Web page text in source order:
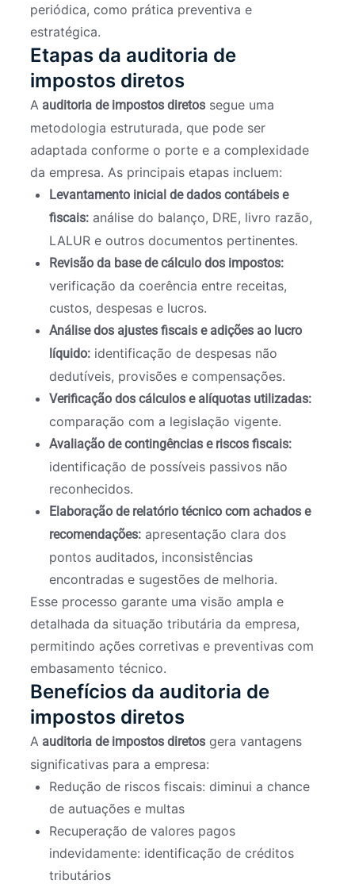
periódica, como prática preventiva e
estratégica.
Etapas da auditoria de
impostos diretos
A auditoria de impostos diretos segue uma
metodologia estruturada, que pode ser
adaptada conforme o porte e a complexidade
da empresa. As principais etapas incluem:
Levantamento inicial de dados contábeis e
fiscais:análise do balanço, DRE, livro razão,
LALUR e outros documentos pertinentes.
Revisão da base de cálculo dos impostos:
verificação da coerência entre receitas,
custos, despesas e lucros.
Análise dos ajustes fiscais e adições ao lucro
líquido:identificação de despesas não
dedutíveis, provisões e compensações.
Verificação dos cálculos e alíquotas utilizadas:
comparação com a legislação vigente.
Avaliação de contingências e riscos fiscais:
identificação de possíveis passivos não
reconhecidos.
Elaboração de relatório técnico com achados e
recomendações:apresentação clara dos
pontos auditados, inconsistências
encontradas e sugestões de melhoria.
Esse processo garante uma visão ampla e
detalhada da situação tributária da empresa,
permitindo ações corretivas e preventivas com
embasamento técnico.
Benefícios da auditoria de
impostos diretos
A auditoria de impostos diretos gera vantagens
significativas para a empresa:
Redução de riscos fiscais: diminui a chance
de autuações e multas
Recuperação de valores pagos
indevidamente: identificação de créditos
tributários